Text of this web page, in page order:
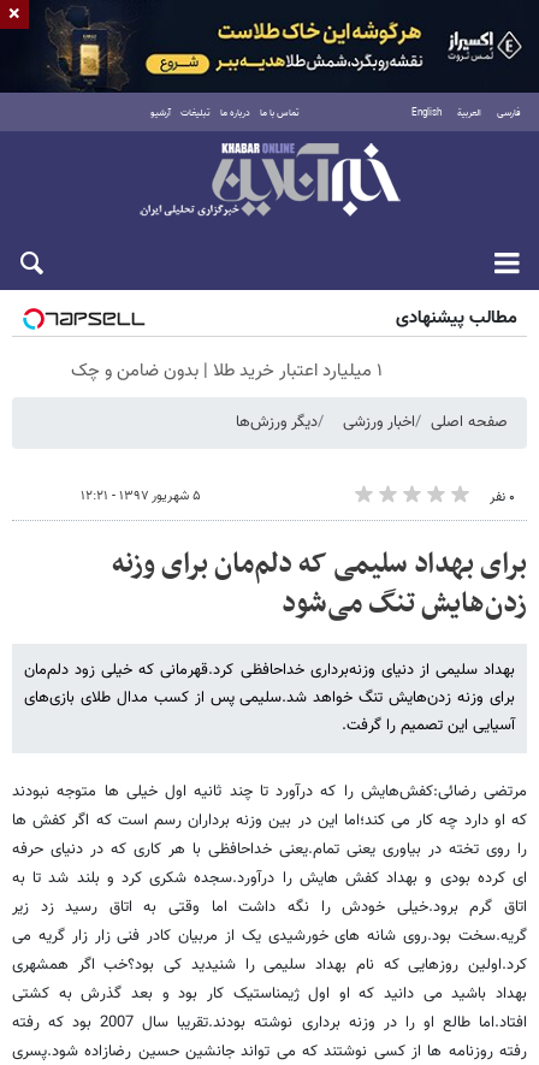
فارسی العربية English تماس با ما درباره ما تبلیغات آرشیو
شنبه ۱۷ مرداد ۱۴۰۵
مطالب پیشنهادی
۱ میلیارد اعتبار خرید طلا | بدون ضامن و چک
صفحه اصلی اخبار ورزشی دیگر ورزش‌ها
۰ نفر ۵ شهریور ۱۳۹۷ - ۱۲:۲۱
برای بهداد سلیمی که دلم‌مان برای وزنه‌
زدن‌هایش تنگ می‌شود
بهداد سلیمی از دنیای وزنه‌برداری خداحافظی کرد.قهرمانی که خیلی زود دلم‌مان
برای وزنه‌ زدن‌هایش تنگ خواهد شد.سلیمی پس از کسب مدال طلای بازی‌های
آسیایی این تصمیم را گرفت.
مرتضی رضائی:کفش‌هایش را که درآورد تا چند ثانیه اول خیلی ها متوجه نبودند
که او دارد چه کار می کند؛اما این در بین وزنه برداران رسم است که اگر کفش ها
را روی تخته در بیاوری یعنی تمام.یعنی خداحافظی با هر کاری که در دنیای حرفه
ای کرده بودی و بهداد کفش هایش را درآورد.سجده شکری کرد و بلند شد تا به
اتاق گرم برود.خیلی خودش را نگه داشت اما وقتی به اتاق رسید زد زیر
گریه.سخت بود.روی شانه های خورشیدی یک از مربیان کادر فنی زار زار گریه می
کرد.اولین روزهایی که نام بهداد سلیمی را شنیدید کی بود؟خب اگر همشهری
بهداد باشید می دانید که او اول ژیمناستیک کار بود و بعد گذرش به کشتی
افتاد.اما طالع او را در وزنه برداری نوشته بودند.تقریبا سال 2007 بود که رفته
رفته روزنامه ها از کسی نوشتند که می تواند جانشین حسین رضازاده شود.پسری
×